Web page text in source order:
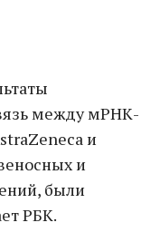
между мРНК-
и
и
были
РБК.